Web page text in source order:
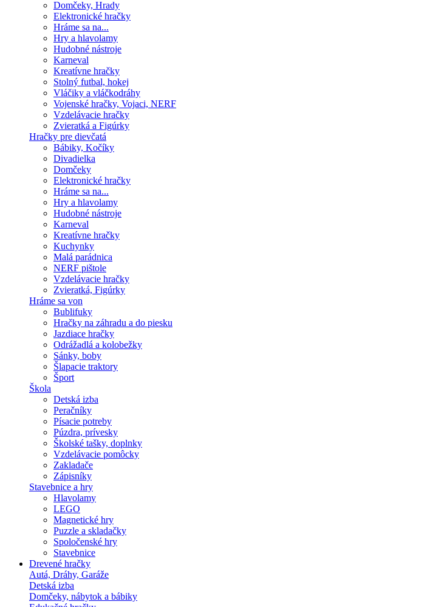
Domčeky, Hrady
Elektronické hračky
Hráme sa na...
Hry a hlavolamy
Hudobné nástroje
Karneval
Kreatívne hračky
Stolný futbal, hokej
Vláčiky a vláčkodráhy
Vojenské hračky, Vojaci, NERF
Vzdelávacie hračky
Zvieratká a Figúrky
Hračky pre dievčatá
Bábiky, Kočíky
Divadielka
Domčeky
Elektronické hračky
Hráme sa na...
Hry a hlavolamy
Hudobné nástroje
Karneval
Kreatívne hračky
Kuchynky
Malá parádnica
NERF pištole
Vzdelávacie hračky
Zvieratká, Figúrky
Hráme sa von
Bublifuky
Hračky na záhradu a do piesku
Jazdiace hračky
Odrážadlá a kolobežky
Sánky, boby
Šlapacie traktory
Šport
Škola
Detská izba
Peračníky
Písacie potreby
Púzdra, prívesky
Školské tašky, doplnky
Vzdelávacie pomôcky
Zakladače
Zápisníky
Stavebnice a hry
Hlavolamy
LEGO
Magnetické hry
Puzzle a skladačky
Spoločenské hry
Stavebnice
Drevené hračky
Autá, Dráhy, Garáže
Detská izba
Domčeky, nábytok a bábiky